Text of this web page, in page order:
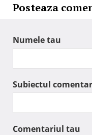
Posteaza
Numele tau
Subiectul
Comentariul tau